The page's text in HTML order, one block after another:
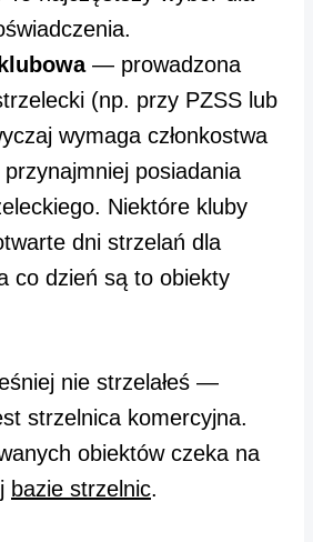
— prowadzona
(np. przy PZSS lub
wymaga członkostwa
posiadania
Niektóre kluby
dni strzelań dla
co dzień są to obiekty
nie strzelałeś —
strzelnica komercyjna.
obiektów czeka na
bazie strzelnic.